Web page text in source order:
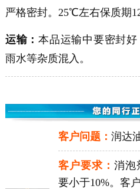
严格密封。25℃左右保质期12
运输：本品运输中要密封
雨水等杂质混入。
客户问题： 润达
客户要求： 消泡
要小于10%。客